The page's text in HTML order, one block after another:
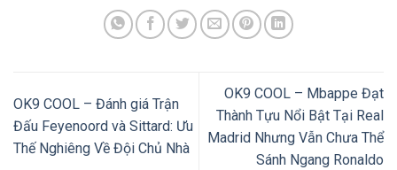
OK9 COOL – Đánh giá Trận
Đấu Feyenoord và Sittard: Ưu
Thế Nghiêng Về Đội Chủ Nhà
OK9 COOL – Mbappe Đạt
Thành Tựu Nổi Bật Tại Real
Madrid Nhưng Vẫn Chưa Thể
Sánh Ngang Ronaldo